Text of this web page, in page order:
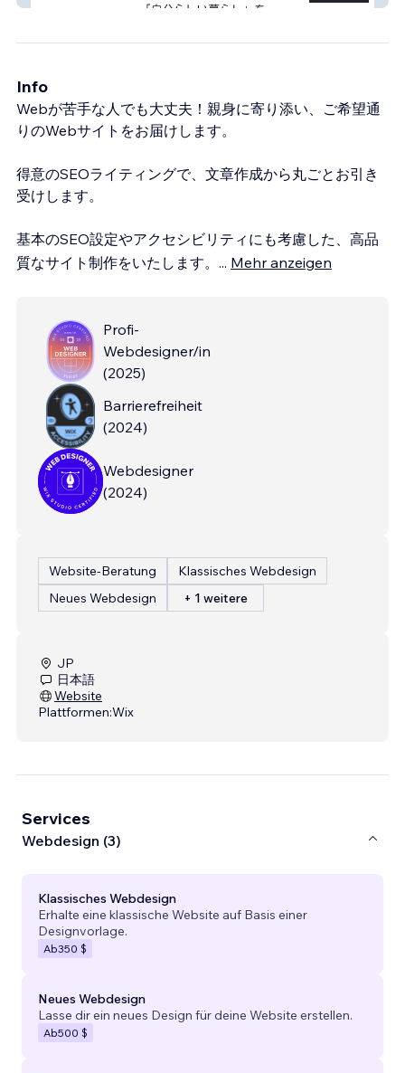
Info
Webが苦手な人でも大丈夫！親身に寄り添い、ご希望通
りのWebサイトをお届けします。
得意のSEOライティングで、文章作成から丸ごとお引き
受けします。
基本のSEO設定やアクセシビリティにも考慮した、高品
質なサイト制作をいたします。 ... Mehr anzeigen
Profi-
Webdesigner/in
(2025)
Barrierefreiheit
(2024)
Webdesigner
(2024)
Website-Beratung
Klassisches Webdesign
Neues Webdesign
+ 1 weitere
JP
日本語
Website
Plattformen:Wix
Services
Webdesign (3)
Klassisches Webdesign
Erhalte eine klassische Website auf Basis einer
Designvorlage.
Ab350 $
Neues Webdesign
Lasse dir ein neues Design für deine Website erstellen.
Ab500 $